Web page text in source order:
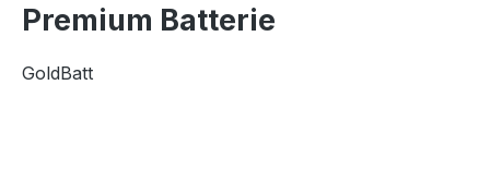
Premium Batterie
GoldBatt